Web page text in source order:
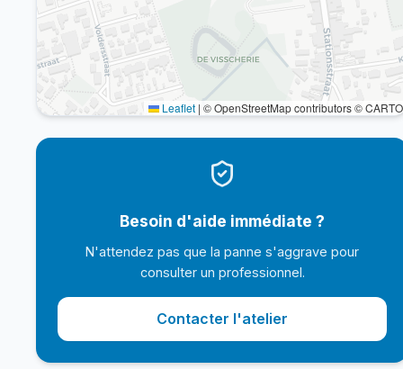
Leaflet | © OpenStreetMap contributors © CARTO
Besoin d'aide immédiate ?
N'attendez pas que la panne s'aggrave pour
consulter un professionnel.
Contacter l'atelier